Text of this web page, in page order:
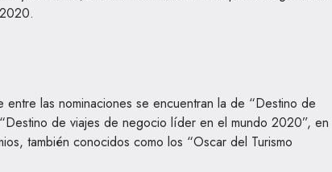
entre las nominaciones se encuentran la de “Destino de
de viajes de negocio líder en el mundo 2020”, en
también conocidos como los “Oscar del Turismo